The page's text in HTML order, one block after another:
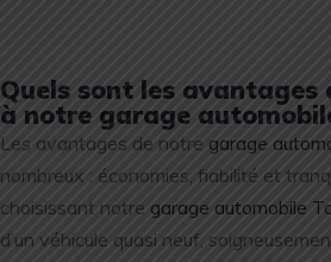
Quels sont les avantages
à notre garage
Les avantages de notre garage
nombreux : économies, fiabilité et
choisissant notre garage automobile
d’un véhicule quasi neuf,